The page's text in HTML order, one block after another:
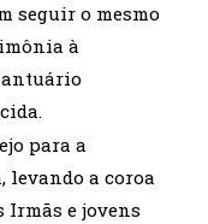
seguir o mesmo
à
para a
levando a coroa
Irmãs e jovens